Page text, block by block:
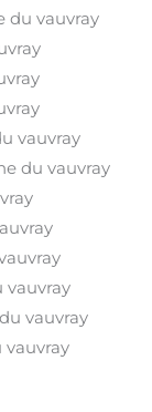
du vauvray
vauvray
du vauvray
vauvray
vauvray
vauvray